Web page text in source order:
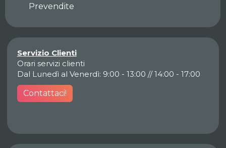
Prevendite
Servizio Clienti
Orari servizi clienti
Dal Lunedì al Venerdì: 9:00 - 13:00 // 14:00 - 17:00
Contattaci!